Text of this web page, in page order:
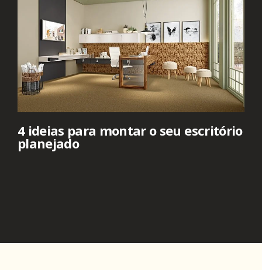
4 ideias para montar o seu escritório
planejado